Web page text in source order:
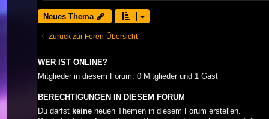
Neues Thema
Zurück zur Foren-Übersicht
WER IST ONLINE?
Mitglieder in diesem Forum: 0 Mitglieder und 1 Gast
BERECHTIGUNGEN IN DIESEM FORUM
Du darfst keine neuen Themen in diesem Forum erstellen.